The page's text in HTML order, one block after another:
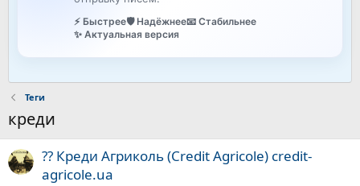
⚡ Быстрее🛡️ Надёжнее📧 Стабильнее
✨ Актуальная версия
Теги
креди
?? Креди Агриколь (Credit Agricole) credit-
agricole.ua